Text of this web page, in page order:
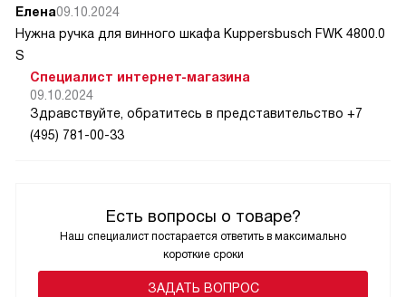
Есть вопросы о товаре?
Наш специалист постарается ответить в максимально
короткие сроки
ЗАДАТЬ ВОПРОС
Елена09.10.2024
Нужна ручка для винного шкафа Kuppersbusch FWK 4800.0
S
Специалист интернет-магазина
09.10.2024
Здравствуйте, обратитесь в представительство +7
(495) 781-00-33